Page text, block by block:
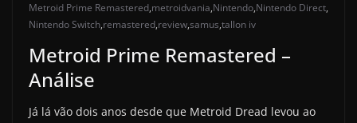
Metroid Prime Remastered,metroidvania,Nintendo,Nintendo Direct,
Nintendo Switch,remastered,review,samus,tallon iv
Metroid Prime Remastered –
Análise
Já lá vão dois anos desde que Metroid Dread levou ao